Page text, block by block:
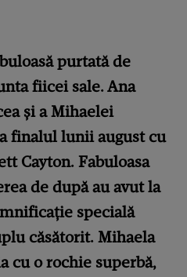
purtată de
fiicei sale. Ana
și a Mihaelei
finalul lunii august cu
Cayton. Fabuloasa
de după au avut la
specială
căsătorit. Mihaela
cu o rochie superbă,